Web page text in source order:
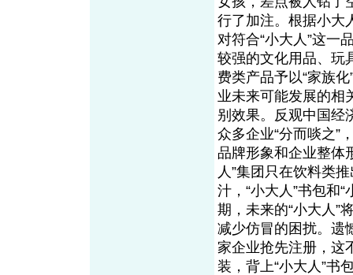
行了加注。根据小大
对符合“小大人”这一
较强的文化用品、玩
费类产品予以“家族
业未来可能发展的相
别效果。反观中国经
众多企业“分而啖之”
品牌形象和企业整体
人”集团只在饮料类
汁，“小大人”书包和
期，未来的“小大人”
减少仿冒的困扰。遗
家企业抢先注册，这
装，背上“小大人”书